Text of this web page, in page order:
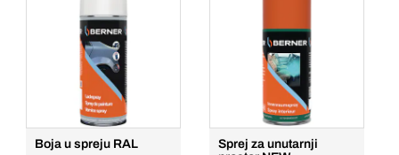
Boja u spreju RAL
Sprej za unutarnji